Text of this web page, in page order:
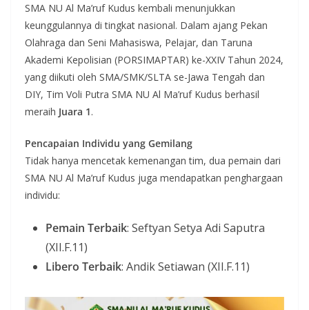
SMA NU Al Ma’ruf Kudus kembali menunjukkan
keunggulannya di tingkat nasional. Dalam ajang Pekan
Olahraga dan Seni Mahasiswa, Pelajar, dan Taruna
Akademi Kepolisian (PORSIMAPTAR) ke-XXIV Tahun 2024,
yang diikuti oleh SMA/SMK/SLTA se-Jawa Tengah dan
DIY, Tim Voli Putra SMA NU Al Ma’ruf Kudus berhasil
meraih Juara 1.
Pencapaian Individu yang Gemilang
Tidak hanya mencetak kemenangan tim, dua pemain dari
SMA NU Al Ma’ruf Kudus juga mendapatkan penghargaan
individu:
Pemain Terbaik: Seftyan Setya Adi Saputra
(XII.F.11)
Libero Terbaik: Andik Setiawan (XII.F.11)